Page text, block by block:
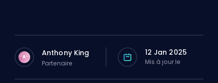
A Anthony King
Partenaire
12 Jan 2025
Mis à jour le